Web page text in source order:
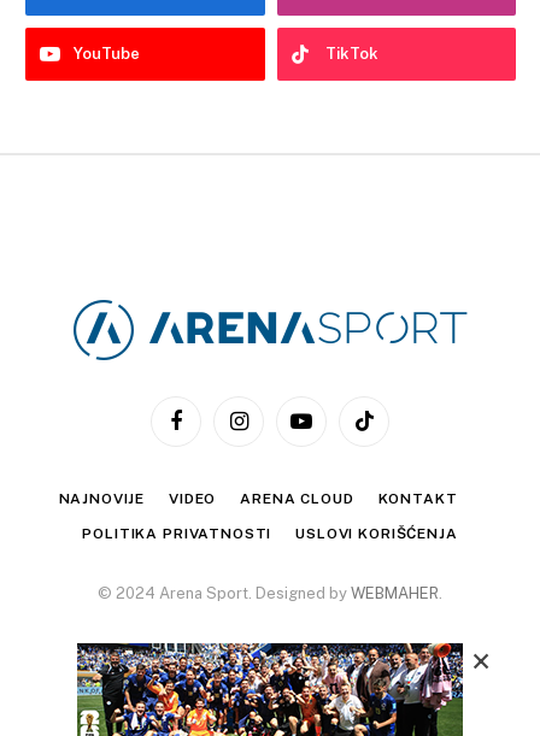
YouTube TikTok
FacebookInstagramYouTubeTikTok
NAJNOVIJE VIDEO ARENA CLOUD KONTAKT
POLITIKA PRIVATNOSTI USLOVI KORIŠĆENJA
© 2024 Arena Sport. Designed by WEBMAHER.
×